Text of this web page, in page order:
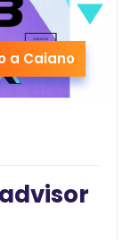
a Caiano